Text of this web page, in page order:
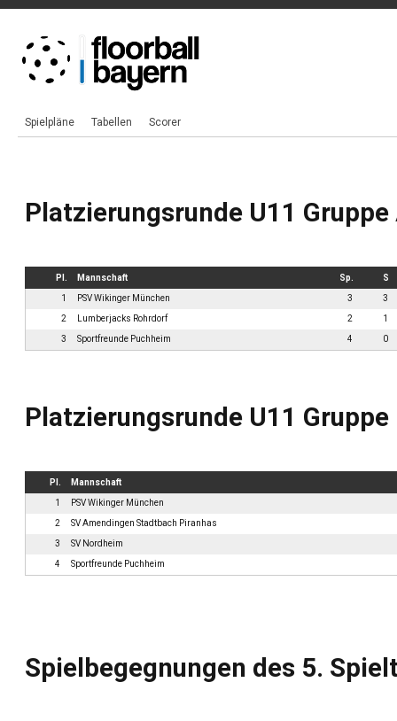
Spielpläne Tabellen Scorer
Platzierungsrunde U11 Gruppe
Pl. Mannschaft Sp. S
1 PSV Wikinger München 3 3
2 Lumberjacks Rohrdorf 2 1
3 Sportfreunde Puchheim 4 0
Platzierungsrunde U11 Gruppe
Pl. Mannschaft
1 PSV Wikinger München
2 SV Amendingen Stadtbach Piranhas
3 SV Nordheim
4 Sportfreunde Puchheim
Spielbegegnungen des 5.